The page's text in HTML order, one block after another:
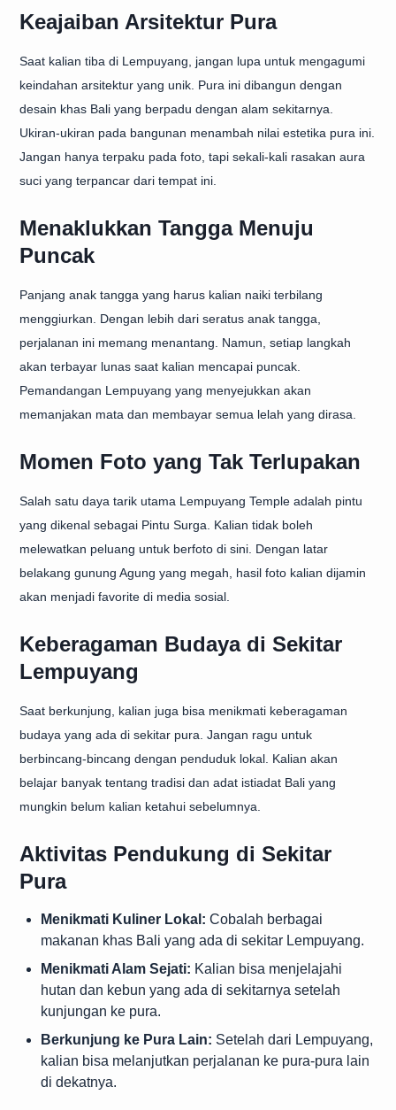
Keajaiban Arsitektur Pura
Saat kalian tiba di Lempuyang, jangan lupa untuk mengagumi
keindahan arsitektur yang unik. Pura ini dibangun dengan
desain khas Bali yang berpadu dengan alam sekitarnya.
Ukiran-ukiran pada bangunan menambah nilai estetika pura ini.
Jangan hanya terpaku pada foto, tapi sekali-kali rasakan aura
suci yang terpancar dari tempat ini.
Menaklukkan Tangga Menuju
Puncak
Panjang anak tangga yang harus kalian naiki terbilang
menggiurkan. Dengan lebih dari seratus anak tangga,
perjalanan ini memang menantang. Namun, setiap langkah
akan terbayar lunas saat kalian mencapai puncak.
Pemandangan Lempuyang yang menyejukkan akan
memanjakan mata dan membayar semua lelah yang dirasa.
Momen Foto yang Tak Terlupakan
Salah satu daya tarik utama Lempuyang Temple adalah pintu
yang dikenal sebagai Pintu Surga. Kalian tidak boleh
melewatkan peluang untuk berfoto di sini. Dengan latar
belakang gunung Agung yang megah, hasil foto kalian dijamin
akan menjadi favorite di media sosial.
Keberagaman Budaya di Sekitar
Lempuyang
Saat berkunjung, kalian juga bisa menikmati keberagaman
budaya yang ada di sekitar pura. Jangan ragu untuk
berbincang-bincang dengan penduduk lokal. Kalian akan
belajar banyak tentang tradisi dan adat istiadat Bali yang
mungkin belum kalian ketahui sebelumnya.
Aktivitas Pendukung di Sekitar
Pura
Menikmati Kuliner Lokal: Cobalah berbagai
makanan khas Bali yang ada di sekitar Lempuyang.
Menikmati Alam Sejati: Kalian bisa menjelajahi
hutan dan kebun yang ada di sekitarnya setelah
kunjungan ke pura.
Berkunjung ke Pura Lain: Setelah dari Lempuyang,
kalian bisa melanjutkan perjalanan ke pura-pura lain
di dekatnya.